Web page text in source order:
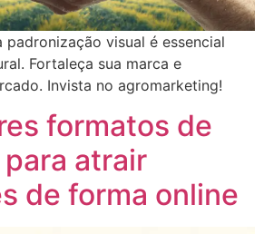
padronização visual é essencial
Fortaleça sua marca e
Invista no agromarketing!
formatos de
atrair
de forma online